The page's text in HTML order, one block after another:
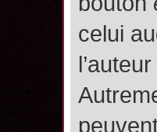
celui